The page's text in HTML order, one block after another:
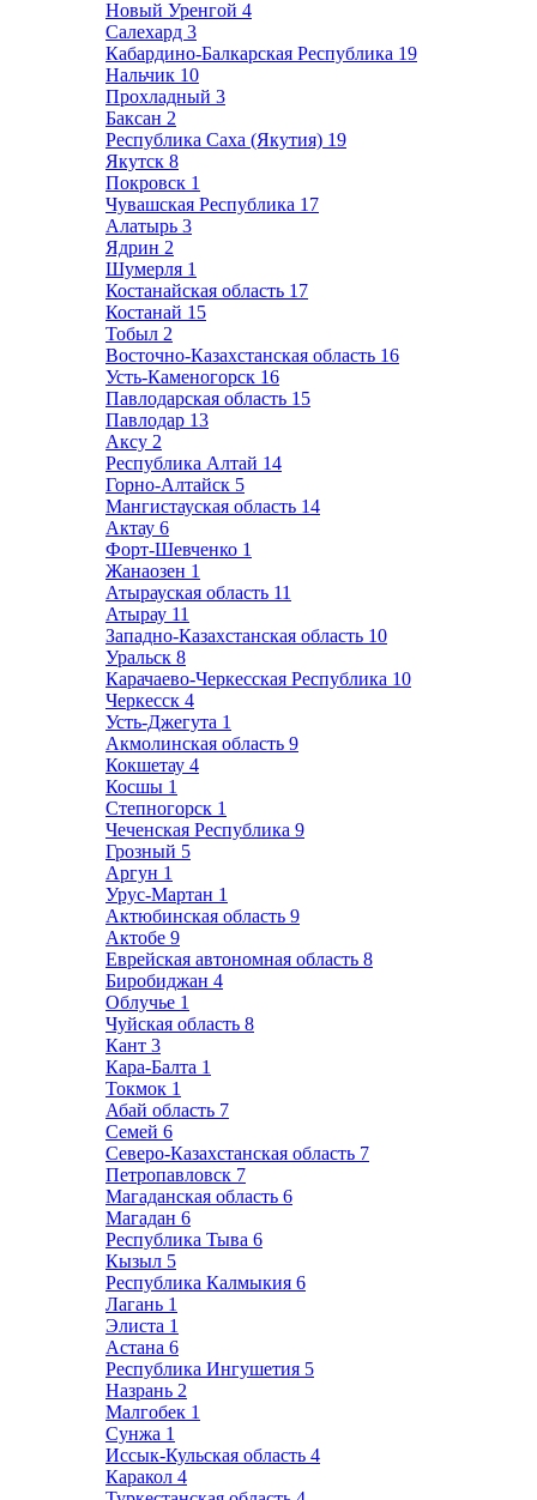
Новый Уренгой 4
Салехард 3
Кабардино-Балкарская Республика 19
Нальчик 10
Прохладный 3
Баксан 2
Республика Саха (Якутия) 19
Якутск 8
Покровск 1
Чувашская Республика 17
Алатырь 3
Ядрин 2
Шумерля 1
Костанайская область 17
Костанай 15
Тобыл 2
Восточно-Казахстанская область 16
Усть-Каменогорск 16
Павлодарская область 15
Павлодар 13
Аксу 2
Республика Алтай 14
Горно-Алтайск 5
Мангистауская область 14
Актау 6
Форт-Шевченко 1
Жанаозен 1
Атырауская область 11
Атырау 11
Западно-Казахстанская область 10
Уральск 8
Карачаево-Черкесская Республика 10
Черкесск 4
Усть-Джегута 1
Акмолинская область 9
Кокшетау 4
Косшы 1
Степногорск 1
Чеченская Республика 9
Грозный 5
Аргун 1
Урус-Мартан 1
Актюбинская область 9
Актобе 9
Еврейская автономная область 8
Биробиджан 4
Облучье 1
Чуйская область 8
Кант 3
Кара-Балта 1
Токмок 1
Абай область 7
Семей 6
Северо-Казахстанская область 7
Петропавловск 7
Магаданская область 6
Магадан 6
Республика Тыва 6
Кызыл 5
Республика Калмыкия 6
Лагань 1
Элиста 1
Астана 6
Республика Ингушетия 5
Назрань 2
Малгобек 1
Сунжа 1
Иссык-Кульская область 4
Каракол 4